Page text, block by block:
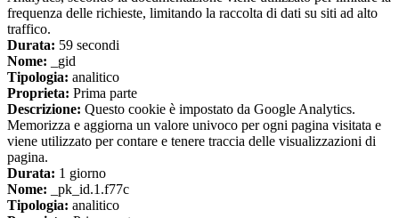
frequenza delle richieste, limitando la raccolta di dati su siti ad alto
traffico.
Durata: 59 secondi
Nome: _gid
Tipologia: analitico
Proprieta: Prima parte
Descrizione: Questo cookie è impostato da Google Analytics.
Memorizza e aggiorna un valore univoco per ogni pagina visitata e
viene utilizzato per contare e tenere traccia delle visualizzazioni di
pagina.
Durata: 1 giorno
Nome: _pk_id.1.f77c
Tipologia: analitico